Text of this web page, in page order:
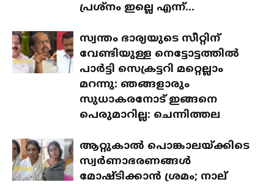
പ്രശ്‌നം ഇല്ലെ എന്ന്...
സ്വന്തം ഭാര്യയുടെ സീറ്റിന്
വേണ്ടിയുള്ള നെട്ടോട്ടത്തിൽ
പാർട്ടി സെക്രട്ടറി മറ്റെല്ലാം
മറന്നു: ഞങ്ങളാരും
സുധാകരനോട് ഇങ്ങനെ
പെരുമാറില്ല: ചെന്നിത്തല
ആറ്റുകാൽ പൊങ്കാലയ്ക്കിടെ
സ്വർണാഭരണങ്ങൾ
മോഷ്ടിക്കാൻ ശ്രമം; നാല്